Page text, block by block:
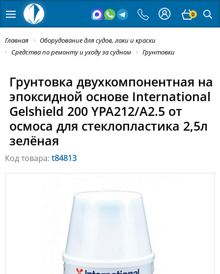
0
Главная
Оборудование для судов, лаки и краски
Средства по ремонту и уходу за судном
Грунтовки
Грунтовка двухкомпонентная на
эпоксидной основе International
Gelshield 200 YPA212/A2.5 от
осмоса для стеклопластика 2,5л
зелёная
Код товара: t84813